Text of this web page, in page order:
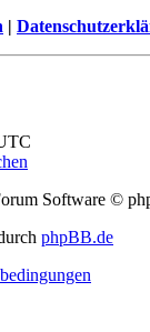
|
Software ©
phpBB.de